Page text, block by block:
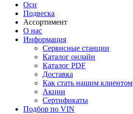
Оси
Подвеска
Ассортимент
О нас
Информация
Сервисные станции
Каталог онлайн
Каталог PDF
Доставка
Как стать нашим клиентом
Акции
Сертификаты
Подбор по VIN